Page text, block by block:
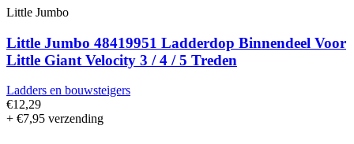
Little Jumbo
Little Jumbo 48419951 Ladderdop Binnendeel Voor
Little Giant Velocity 3 / 4 / 5 Treden
Ladders en bouwsteigers
€12,29
+ €7,95 verzending